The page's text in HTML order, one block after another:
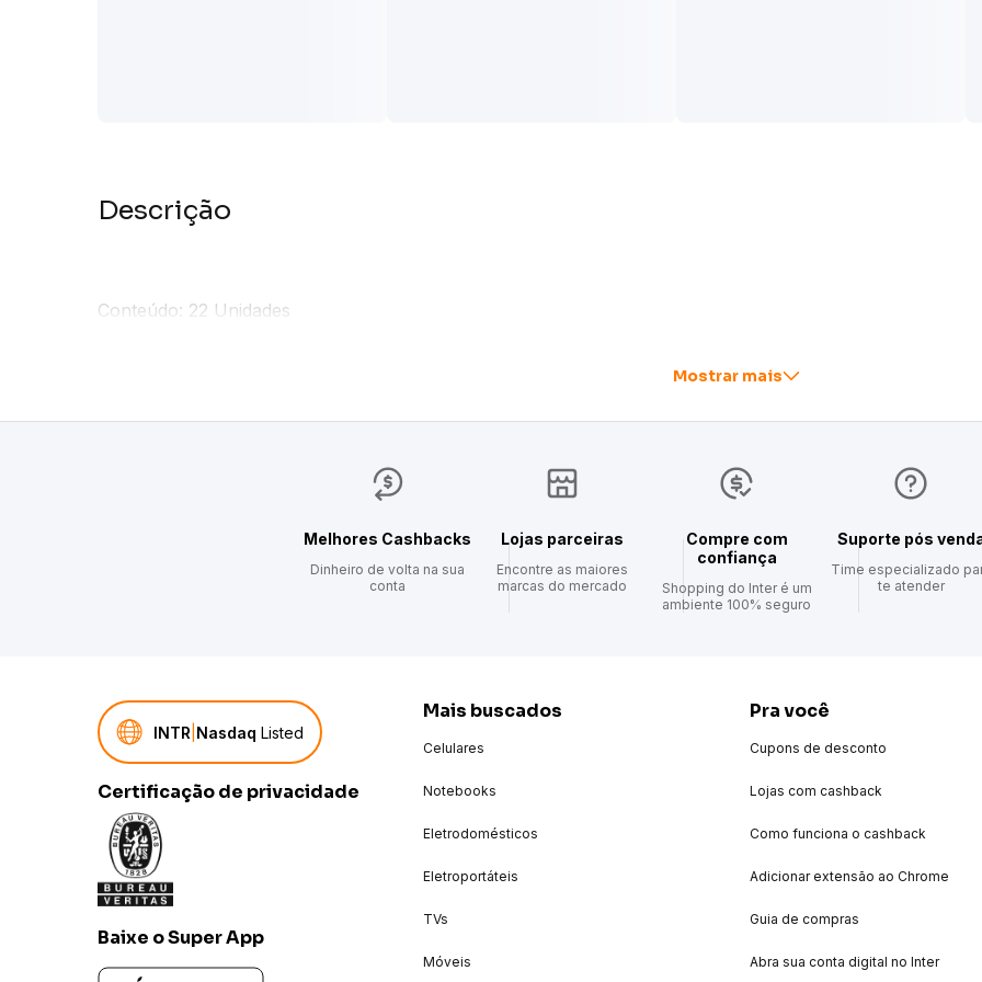
Descrição
Conteúdo: 22 Unidades
absorventes exclusivos, que distribuem o xixi uniformemente e impedem que ele entre em contato com a
Ideal para bebê de 11kg à 15kg.
Benefícios
Mostrar mais
Melhores Cashbacks
Dinheiro de volta na sua
conta
Lojas parceiras
Encontre as maiores
marcas do mercado
Compre com
confiança
Shopping do Inter é um
ambiente 100% seguro
Suporte pós
Time especializado
te atender
Mais buscados
Celulares
Notebooks
Eletrodomésticos
Eletroportáteis
TVs
Móveis
Pra você
Cupons de desconto
Lojas com cashback
Como funciona o cashback
Adicionar extensão ao Chrome
Guia de compras
Abra sua conta digital no Inter
INTR Nasdaq Listed
Certificação de privacidade
Baixe o Super App